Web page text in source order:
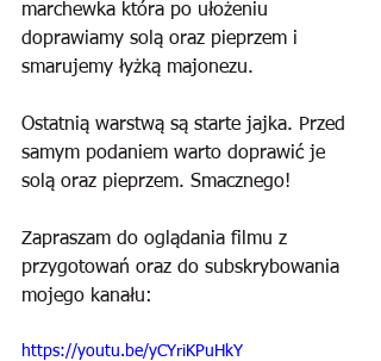
marchewka która po ułożeniu
doprawiamy solą oraz pieprzem i
smarujemy łyżką majonezu.
Ostatnią warstwą są starte jajka. Przed
samym podaniem warto doprawić je
solą oraz pieprzem. Smacznego!
Zapraszam do oglądania filmu z
przygotowań oraz do subskrybowania
mojego kanału:
https://youtu.be/yCYriKPuHkY